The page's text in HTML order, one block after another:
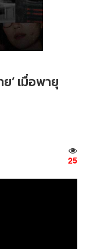
’ เมื่อพายุ
25